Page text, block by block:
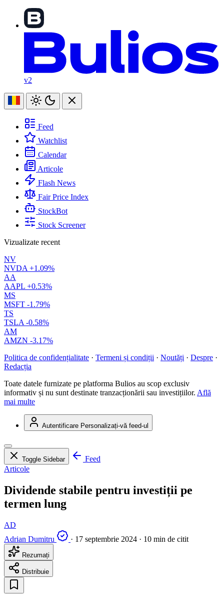
v2
Feed
Watchlist
Calendar
Articole
Flash News
Fair Price Index
StockBot
Stock Screener
Vizualizate recent
NV
NVDA +1.09%
AA
AAPL +0.53%
MS
MSFT -1.79%
TS
TSLA -0.58%
AM
AMZN -3.17%
Politica de confidențialitate · Termeni și condiții · Noutăți · Despre ·
Redacția
Toate datele furnizate pe platforma Bulios au scop exclusiv
informativ și nu sunt destinate tranzacționării sau investițiilor. Află
mai multe
Autentificare Personalizați-vă feed-ul
Toggle Sidebar
Feed
Articole
Dividende stabile pentru investiții pe
termen lung
AD
Adrian Dumitru
· 17 septembrie 2024 · 10 min de citit
Rezumați
Distribuie